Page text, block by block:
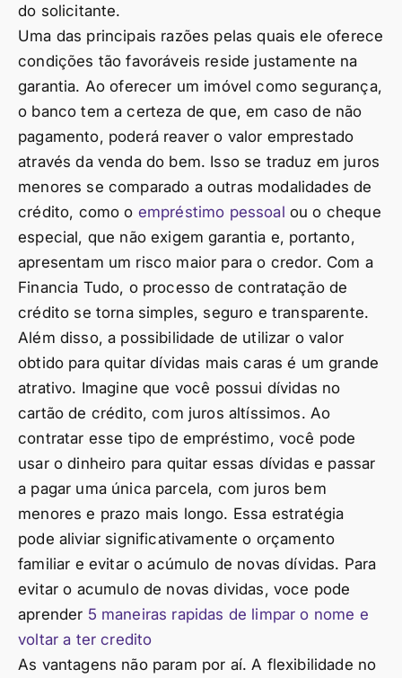
do solicitante.
Uma das principais razões pelas quais ele oferece
condições tão favoráveis reside justamente na
garantia. Ao oferecer um imóvel como segurança,
o banco tem a certeza de que, em caso de não
pagamento, poderá reaver o valor emprestado
através da venda do bem. Isso se traduz em juros
menores se comparado a outras modalidades de
crédito, como o empréstimo pessoal ou o cheque
especial, que não exigem garantia e, portanto,
apresentam um risco maior para o credor. Com a
Financia Tudo, o processo de contratação de
crédito se torna simples, seguro e transparente.
Além disso, a possibilidade de utilizar o valor
obtido para quitar dívidas mais caras é um grande
atrativo. Imagine que você possui dívidas no
cartão de crédito, com juros altíssimos. Ao
contratar esse tipo de empréstimo, você pode
usar o dinheiro para quitar essas dívidas e passar
a pagar uma única parcela, com juros bem
menores e prazo mais longo. Essa estratégia
pode aliviar significativamente o orçamento
familiar e evitar o acúmulo de novas dívidas. Para
evitar o acumulo de novas dividas, voce pode
aprender 5 maneiras rapidas de limpar o nome e
voltar a ter credito
As vantagens não param por aí. A flexibilidade no